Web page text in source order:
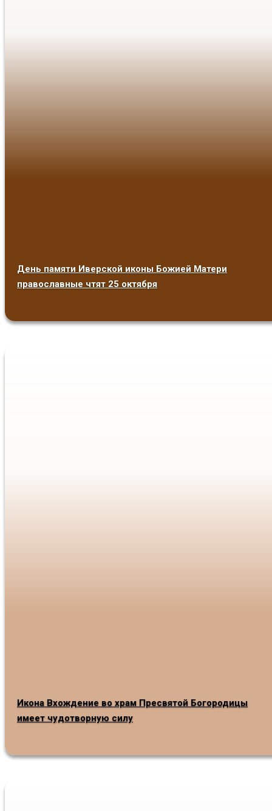
День памяти Иверской иконы Божией Матери
православные чтят 25 октября
Икона Вхождение во храм Пресвятой Богородицы
имеет чудотворную силу